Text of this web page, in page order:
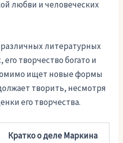
любви и человеческих
литературных
творчество богато и
ищет новые формы
творить, несмотря
его творчества.
Кратко о деле Маркина